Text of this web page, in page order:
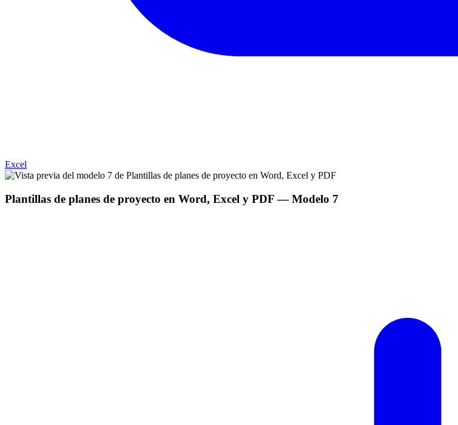
Excel
Plantillas de planes de proyecto en Word, Excel y PDF— Modelo 7